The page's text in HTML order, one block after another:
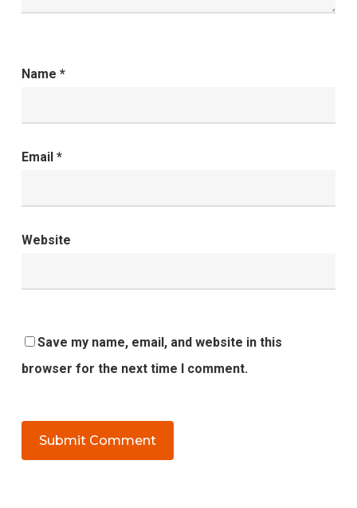
Name *
Email *
Website
Save my name, email, and website in this
browser for the next time I comment.